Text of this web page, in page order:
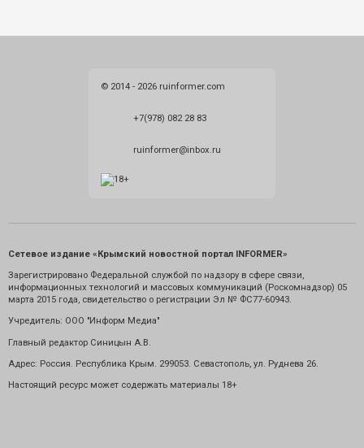
© 2014 - 2026 ruinformer.com
+7(978) 082 28 83
ruinformer@inbox.ru
Сетевое издание «Крымский новостной портал INFORMER»
Зарегистрировано Федеральной службой по надзору в сфере связи,
информационных технологий и массовых коммуникаций (Роскомнадзор) 05
марта 2015 года, свидетельство о регистрации Эл № ФС77-60943.
Учредитель: ООО "Информ Медиа"
Главный редактор Синицын А.В.
Адрес: Россия. Республика Крым. 299053. Севастополь, ул. Руднева 26.
Настоящий ресурс может содержать материалы 18+